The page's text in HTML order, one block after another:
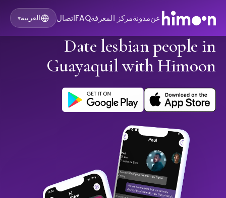
عنمدونةمركز المعرفةFAQاتصال العربية▾
Date lesbian people in
Guayaquil with Himoon